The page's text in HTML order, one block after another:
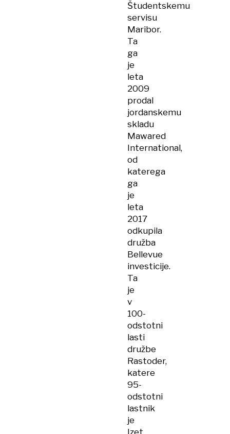
Študentskemu
servisu
Maribor.
Ta
ga
je
leta
2009
prodal
jordanskemu
skladu
Mawared
International,
od
katerega
ga
je
leta
2017
odkupila
družba
Bellevue
investicije.
Ta
je
v
100-
odstotni
lasti
družbe
Rastoder,
katere
95-
odstotni
lastnik
je
Izet